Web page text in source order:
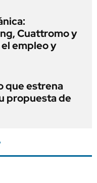
Cuattromo y
empleo y
que estrena
propuesta de